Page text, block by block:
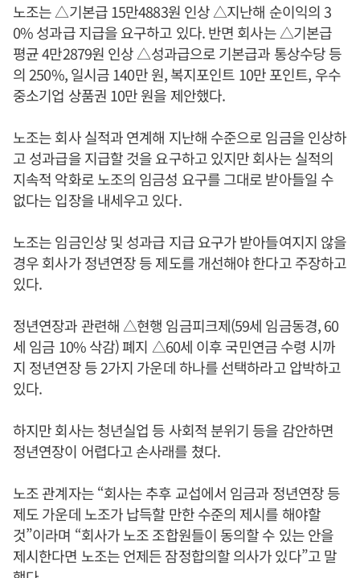
노조는 △기본급 15만4883원 인상 △지난해 순이익의 3
0% 성과급 지급을 요구하고 있다. 반면 회사는 △기본급
평균 4만2879원 인상 △성과급으로 기본급과 통상수당 등
의 250%, 일시금 140만 원, 복지포인트 10만 포인트, 우수
중소기업 상품권 10만 원을 제안했다.
노조는 회사 실적과 연계해 지난해 수준으로 임금을 인상하
고 성과급을 지급할 것을 요구하고 있지만 회사는 실적의
지속적 악화로 노조의 임금성 요구를 그대로 받아들일 수
없다는 입장을 내세우고 있다.
노조는 임금인상 및 성과급 지급 요구가 받아들여지지 않을
경우 회사가 정년연장 등 제도를 개선해야 한다고 주장하고
있다.
정년연장과 관련해 △현행 임금피크제(59세 임금동경, 60
세 임금 10% 삭감) 폐지 △60세 이후 국민연금 수령 시까
지 정년연장 등 2가지 가운데 하나를 선택하라고 압박하고
있다.
하지만 회사는 청년실업 등 사회적 분위기 등을 감안하면
정년연장이 어렵다고 손사래를 쳤다.
노조 관계자는 “회사는 추후 교섭에서 임금과 정년연장 등
제도 가운데 노조가 납득할 만한 수준의 제시를 해야할
것”이라며 “회사가 노조 조합원들이 동의할 수 있는 안을
제시한다면 노조는 언제든 잠정합의할 의사가 있다”고 말